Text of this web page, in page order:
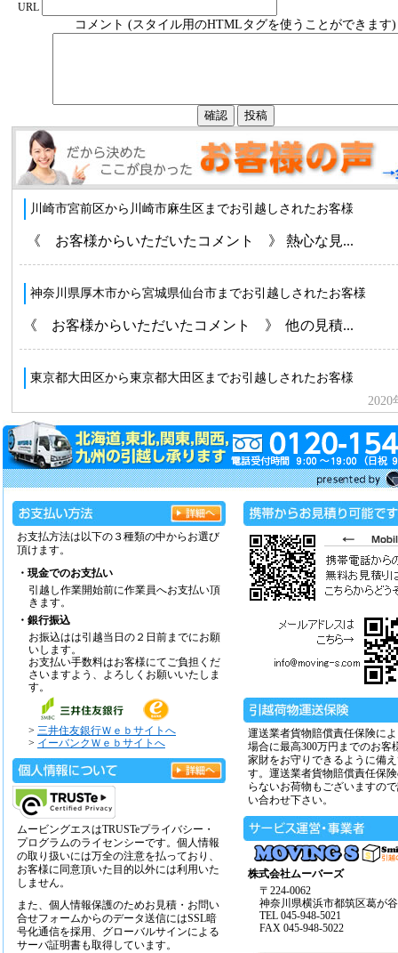
URL
コメント (スタイル用のHTMLタグを使うことができます)
お支払方法は以下の３種類の中からお選び
頂けます。
・現金でのお支払い
引越し作業開始前に作業員へお支払い頂
きます。
・銀行振込
お振込はは引越当日の２日前までにお願
いします。
お支払い手数料はお客様にてご負担くだ
さいますよう、よろしくお願いいたしま
す。
> 三井住友銀行Ｗｅｂサイトへ
> イーバンクＷｅｂサイトへ
ムービングエスはTRUSTeプライバシー・
プログラムのライセンシーです。個人情報
の取り扱いには万全の注意を払っており、
お客様に同意頂いた目的以外には利用いた
しません。
また、個人情報保護のためお見積・お問い
合せフォームからのデータ送信にはSSL暗
号化通信を採用、グローバルサインによる
サーバ証明書も取得しています。
運送業者貨物賠償責任保険に
場合に最高300万円までのお客
家財をお守りできるように備
す。運送業者貨物賠償責任保
らないお荷物もございますの
い合わせ下さい。
株式会社ムーバーズ
〒224-0062
神奈川県横浜市都筑区葛が
TEL 045-948-5021
FAX 045-948-5022